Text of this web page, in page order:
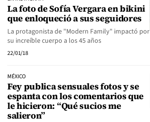
La foto de Sofía Vergara en bikini
que enloqueció a sus seguidores
La protagonista de "Modern Family" impactó por
su increíble cuerpo a los 45 años
22/01/18
MÉXICO
Fey publica sensuales fotos y se
espanta con los comentarios que
le hicieron: “Qué sucios me
salieron”